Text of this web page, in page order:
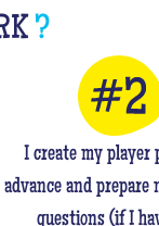
?
I create my player
advance and prepare
questions (if I